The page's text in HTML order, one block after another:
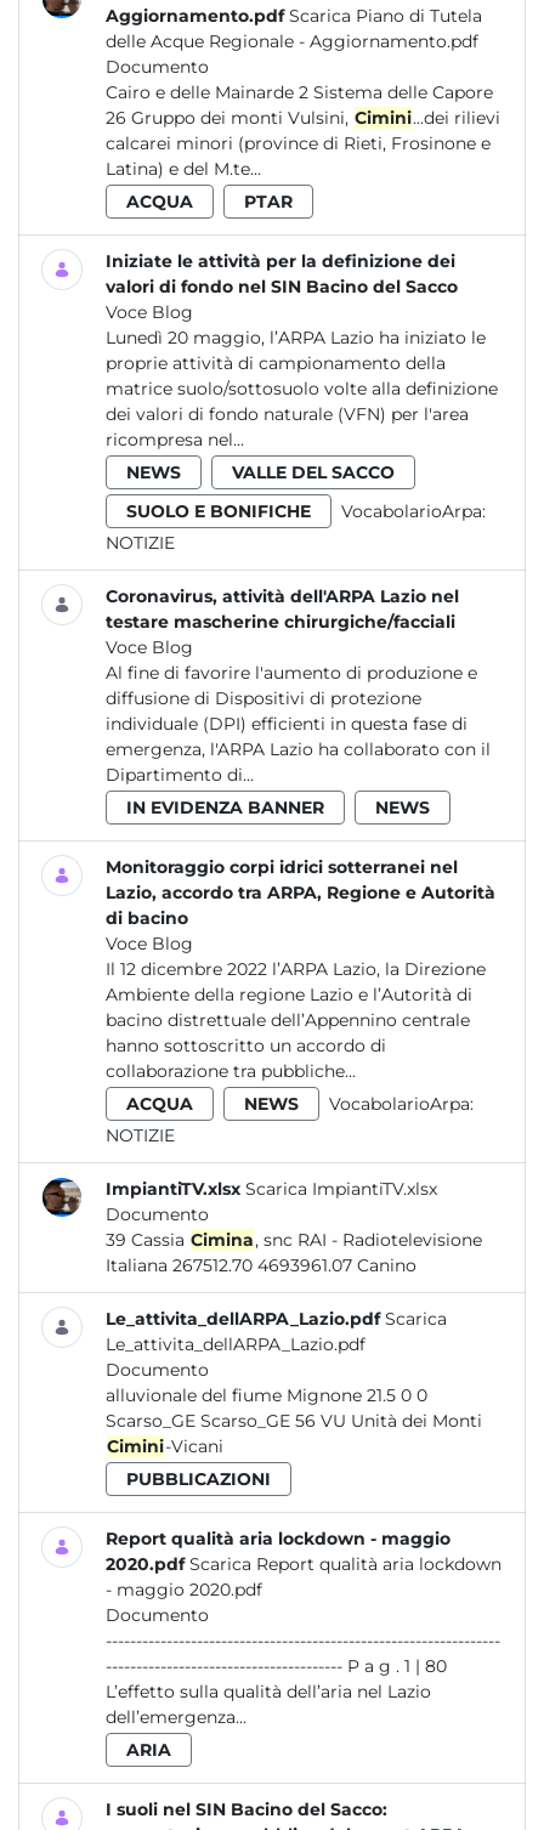
Aggiornamento.pdf Scarica Piano di Tutela
delle Acque Regionale - Aggiornamento.pdf
Documento
Cairo e delle Mainarde 2 Sistema delle Capore
26 Gruppo dei monti Vulsini, Cimini...dei rilievi
calcarei minori (province di Rieti, Frosinone e
Latina) e del M.te...
ACQUA
PTAR
Iniziate le attività per la definizione dei
valori di fondo nel SIN Bacino del Sacco
Voce Blog
Lunedì 20 maggio, l’ARPA Lazio ha iniziato le
proprie attività di campionamento della
matrice suolo/sottosuolo volte alla definizione
dei valori di fondo naturale (VFN) per l'area
ricompresa nel...
NEWS
VALLE DEL SACCO
SUOLO E BONIFICHE
VocabolarioArpa:
NOTIZIE
Coronavirus, attività dell'ARPA Lazio nel
testare mascherine chirurgiche/facciali
Voce Blog
Al fine di favorire l'aumento di produzione e
diffusione di Dispositivi di protezione
individuale (DPI) efficienti in questa fase di
emergenza, l'ARPA Lazio ha collaborato con il
Dipartimento di...
IN EVIDENZA BANNER
NEWS
Monitoraggio corpi idrici sotterranei nel
Lazio, accordo tra ARPA, Regione e Autorità
di bacino
Voce Blog
Il 12 dicembre 2022 l’ARPA Lazio, la Direzione
Ambiente della regione Lazio e l’Autorità di
bacino distrettuale dell’Appennino centrale
hanno sottoscritto un accordo di
collaborazione tra pubbliche...
ACQUA
NEWS
VocabolarioArpa:
NOTIZIE
ImpiantiTV.xlsx Scarica ImpiantiTV.xlsx
Documento
39 Cassia Cimina, snc RAI - Radiotelevisione
Italiana 267512.70 4693961.07 Canino
Le_attivita_dellARPA_Lazio.pdf Scarica
Le_attivita_dellARPA_Lazio.pdf
Documento
alluvionale del fiume Mignone 21.5 0 0
Scarso_GE Scarso_GE 56 VU Unità dei Monti
Cimini-Vicani
PUBBLICAZIONI
Report qualità aria lockdown - maggio
2020.pdf Scarica Report qualità aria lockdown
- maggio 2020.pdf
Documento
-----------------------------------------------------------------
--------------------------------------- P a g . 1 | 80
L’effetto sulla qualità dell’aria nel Lazio
dell’emergenza...
ARIA
I suoli nel SIN Bacino del Sacco: